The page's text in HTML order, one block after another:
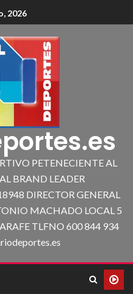
2026
PETENECIENTE AL
BRAND LEADER
DIRECTOR GENERAL
MACHADO LOCAL 5
TLFNO 600 844 934